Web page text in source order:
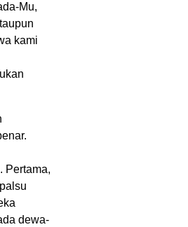
Mu,
kami
Pertama,
dewa-